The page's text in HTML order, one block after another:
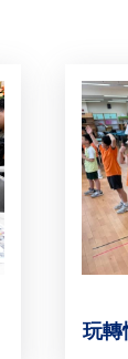
玩轉